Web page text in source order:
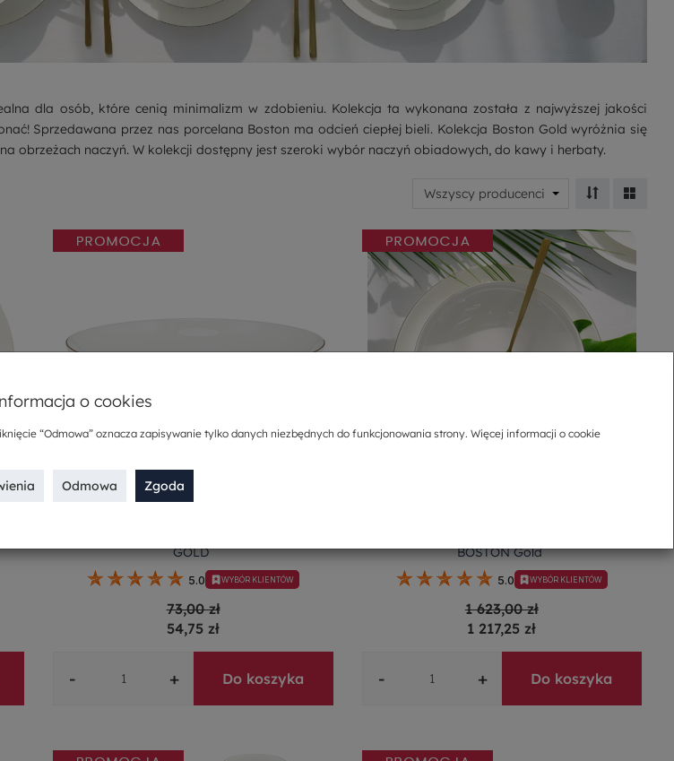
dla osób, które cenią minimalizm w zdobieniu. Kolekcja ta wykonana została z najwyższej jakości
Sprzedawana przez nas porcelana Boston ma odcień ciepłej bieli. Kolekcja Boston Gold wyróżnia się
na obrzeżach naczyń. W kolekcji dostępny jest szeroki wybór naczyń obiadowych, do kawy i herbaty.
GOLD
5.0 WYBÓR KLIENTÓW
73,00 zł
54,75 zł
- + Do koszyka
BOSTON Gold
5.0 WYBÓR KLIENTÓW
1 623,00 zł
1 217,25 zł
- + Do koszyka
o cookies
“Odmowa” oznacza zapisywanie tylko danych niezbędnych do funkcjonowania strony. Więcej informacji o cookie
Odmowa Zgoda